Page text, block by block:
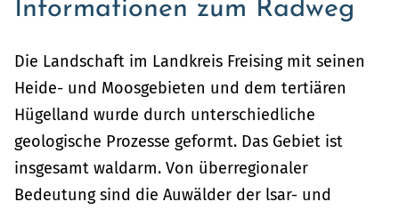
Informationen zum Radweg
Die Landschaft im Landkreis Freising mit seinen
Heide- und Moosgebieten und dem tertiären
Hügelland wurde durch unterschiedliche
geologische Prozesse geformt. Das Gebiet ist
insgesamt waldarm. Von überregionaler
Bedeutung sind die Auwälder der lsar- und